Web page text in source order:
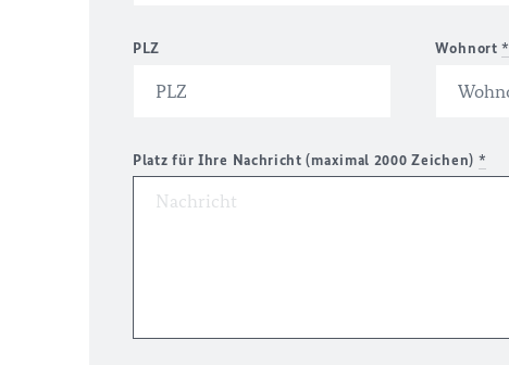
PLZ Wohnort*
Platz für Ihre Nachricht (maximal 2000 Zeichen) *